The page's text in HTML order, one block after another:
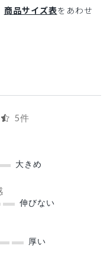
商品サイズ表をあわせ
5件
大きめ
伸びない
厚い